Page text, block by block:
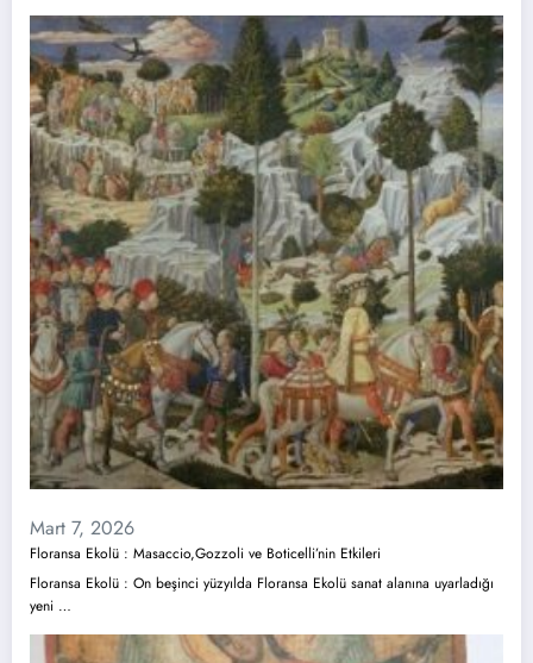
Mart 7, 2026
Floransa Ekolü : Masaccio,Gozzoli ve Boticelli’nin Etkileri
Floransa Ekolü : On beşinci yüzyılda Floransa Ekolü sanat alanına uyarladığı
yeni …